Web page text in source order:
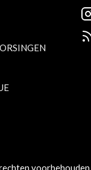
voorbehouden.